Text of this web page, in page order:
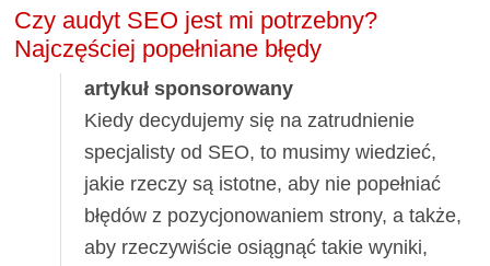
Czy audyt SEO jest mi potrzebny?
Najczęściej popełniane błędy
artykuł sponsorowany
Kiedy decydujemy się na zatrudnienie
specjalisty od SEO, to musimy wiedzieć,
jakie rzeczy są istotne, aby nie popełniać
błędów z pozycjonowaniem strony, a także,
aby rzeczywiście osiągnąć takie wyniki,